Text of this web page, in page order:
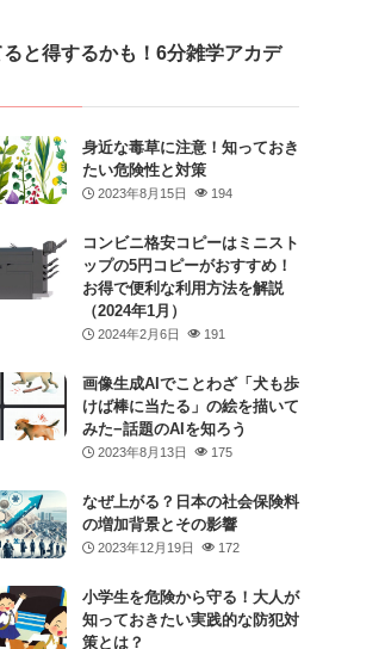
と得するかも！6分雑学アカデ
身近な毒草に注意！知っておき
たい危険性と対策
2023年8月15日 194
コンビニ格安コピーはミニスト
ップの5円コピーがおすすめ！
お得で便利な利用方法を解説
（2024年1月）
2024年2月6日 191
画像生成AIでことわざ「犬も歩
けば棒に当たる」の絵を描いて
みた−話題のAIを知ろう
2023年8月13日 175
なぜ上がる？日本の社会保険料
の増加背景とその影響
2023年12月19日 172
小学生を危険から守る！大人が
知っておきたい実践的な防犯対
策とは？